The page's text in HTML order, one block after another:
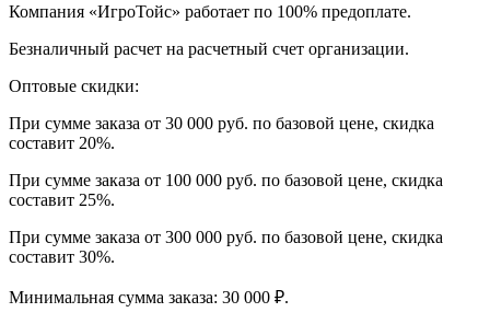
Компания «ИгроТойс» работает по 100% предоплате.
Безналичный расчет на расчетный счет организации.
Оптовые скидки:
При сумме заказа от 30 000 руб. по базовой цене, скидка
составит 20%.
При сумме заказа от 100 000 руб. по базовой цене, скидка
составит 25%.
При сумме заказа от 300 000 руб. по базовой цене, скидка
составит 30%.
Минимальная сумма заказа: 30 000 ₽.